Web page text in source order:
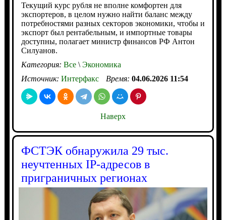
Текущий курс рубля не вполне комфортен для
экспортеров, в целом нужно найти баланс между
потребностями разных секторов экономики, чтобы и
экспорт был рентабельным, и импортные товары
доступны, полагает министр финансов РФ Антон
Силуанов.
Категория: Все\Экономика
Источник: Интерфакс Время: 04.06.2026 11:54
Наверх
ФСТЭК обнаружила 29 тыс.
неучтенных IP-адресов в
приграничных регионах